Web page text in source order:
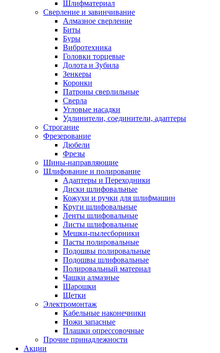
Шлифматериал
Сверление и завинчивание
Алмазное сверление
Биты
Буры
Вибротехника
Головки торцевые
Долота и Зубила
Зенкеры
Коронки
Патроны сверлильные
Сверла
Угловые насадки
Удлинители, соединители, адаптеры
Строгание
Фрезерование
Дюбели
Фрезы
Шины-направляющие
Шлифование и полирование
Адаптеры и Переходники
Диски шлифовальные
Кожухи и ручки для шлифмашин
Круги шлифовальные
Ленты шлифовальные
Листы шлифовальные
Мешки-пылесборники
Пасты полировальные
Подошвы полировальные
Подошвы шлифовальные
Полировальный материал
Чашки алмазные
Шарошки
Щетки
Электромонтаж
Кабельные наконечники
Ножи запасные
Плашки опрессовочные
Прочие принадлежности
Акции